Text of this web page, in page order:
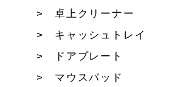
卓上クリーナー
キャッシュトレイ
ドアプレート
マウスパッド